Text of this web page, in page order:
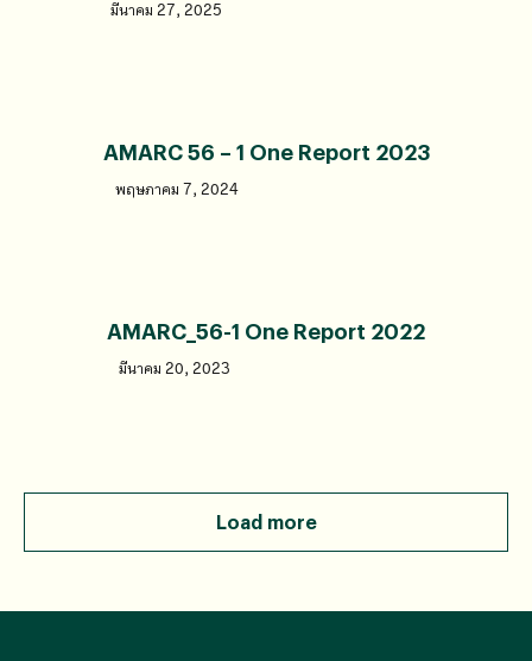
มีนาคม 27, 2025
AMARC 56 – 1 One Report 2023
พฤษภาคม 7, 2024
AMARC_56-1 One Report 2022
มีนาคม 20, 2023
Load more